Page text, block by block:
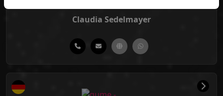
Claudia Sedelmayer